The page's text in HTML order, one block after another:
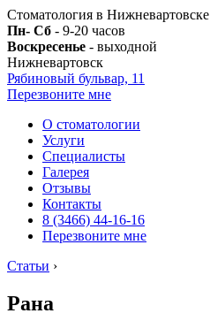
Стоматология в Нижневартовске
Пн- Сб - 9-20 часов
Воскресенье - выходной
Нижневартовск
Рябиновый бульвар, 11
Перезвоните мне
О стоматологии
Услуги
Специалисты
Галерея
Отзывы
Контакты
8 (3466) 44-16-16
Перезвоните мне
Статьи ›
Рана